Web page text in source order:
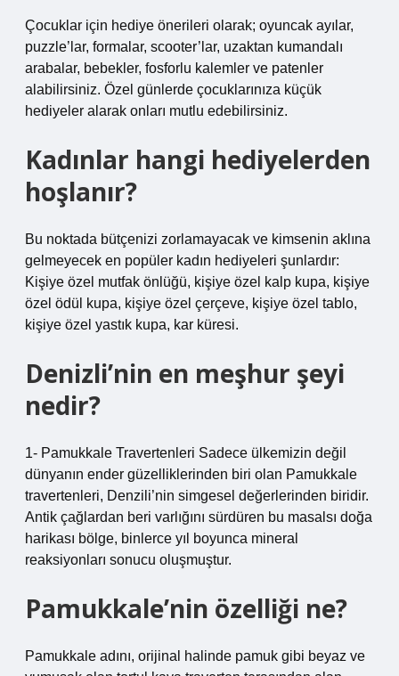
Çocuklar için hediye önerileri olarak; oyuncak ayılar,
puzzle’lar, formalar, scooter’lar, uzaktan kumandalı
arabalar, bebekler, fosforlu kalemler ve patenler
alabilirsiniz. Özel günlerde çocuklarınıza küçük
hediyeler alarak onları mutlu edebilirsiniz.
Kadınlar hangi hediyelerden
hoşlanır?
Bu noktada bütçenizi zorlamayacak ve kimsenin aklına
gelmeyecek en popüler kadın hediyeleri şunlardır:
Kişiye özel mutfak önlüğü, kişiye özel kalp kupa, kişiye
özel ödül kupa, kişiye özel çerçeve, kişiye özel tablo,
kişiye özel yastık kupa, kar küresi.
Denizli’nin en meşhur şeyi
nedir?
1- Pamukkale Travertenleri Sadece ülkemizin değil
dünyanın ender güzelliklerinden biri olan Pamukkale
travertenleri, Denzili’nin simgesel değerlerinden biridir.
Antik çağlardan beri varlığını sürdüren bu masalsı doğa
harikası bölge, binlerce yıl boyunca mineral
reaksiyonları sonucu oluşmuştur.
Pamukkale’nin özelliği ne?
Pamukkale adını, orijinal halinde pamuk gibi beyaz ve